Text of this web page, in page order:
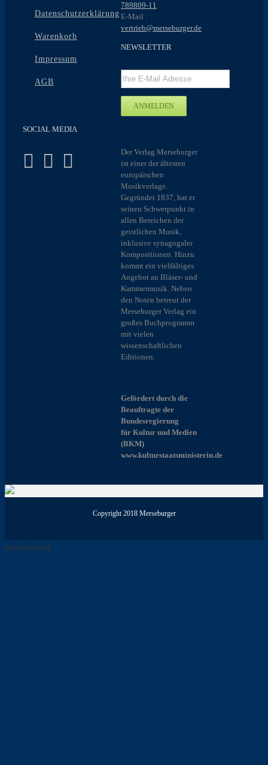
Datenschutzerklärung
Warenkorb
Impressum
AGB
SOCIAL MEDIA
789809-11
E-Mail :
vertrieb@merseburger.de
NEWSLETTER
Der Verlag Merseburger
ist einer der ältesten
europäischen
Musikverlage.
Gegründet 1837, hat er
seinen Schwerpunkt in
allen Bereichen der
geistlichen Musik,
inklusive synagogaler
Kompositionen. Hinzu
kommt ein vielfältiges
Angebot an Bläser- und
Kammermusik. Neben
den Noten betreut der
Merseburger Verlag ein
großes Buchprogramm
mit vielen
wissenschaftlichen
Editionen.
Gefördert durch die
Beauftragte der
Bundesregierung
für Kultur und Medien
(BKM)
www.kulturstaatsministerin.de
Copyright 2018 Merseburger
Page load link